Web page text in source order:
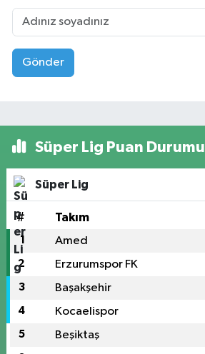
Gönder
Süper Lig Puan Durumu
Süper Lig
# Takım
1 Amed
2 Erzurumspor FK
3 Başakşehir
4 Kocaelispor
5 Beşiktaş